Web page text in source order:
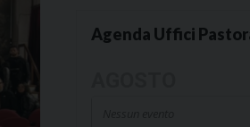
Agenda Uffici